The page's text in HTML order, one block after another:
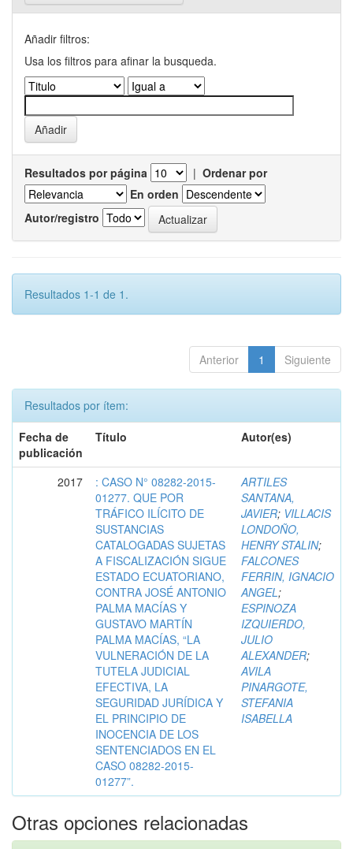
Añadir filtros:
Usa los filtros para afinar la busqueda.
Resultados por página | Ordenar por
En orden
Autor/registro
Resultados 1-1 de 1.
Anterior 1 Siguiente
Resultados por ítem:
Fecha de
publicación
Título Autor(es)
2017
: CASO N° 08282-2015-
01277. QUE POR
TRÁFICO ILÍCITO DE
SUSTANCIAS
CATALOGADAS SUJETAS
A FISCALIZACIÓN SIGUE
ESTADO ECUATORIANO,
CONTRA JOSÉ ANTONIO
PALMA MACÍAS Y
GUSTAVO MARTÍN
PALMA MACÍAS, “LA
VULNERACIÓN DE LA
TUTELA JUDICIAL
EFECTIVA, LA
SEGURIDAD JURÍDICA Y
EL PRINCIPIO DE
INOCENCIA DE LOS
SENTENCIADOS EN EL
CASO 08282-2015-
01277”.
ARTILES
SANTANA,
JAVIER; VILLACIS
LONDOÑO,
HENRY STALIN;
FALCONES
FERRIN, IGNACIO
ANGEL;
ESPINOZA
IZQUIERDO,
JULIO
ALEXANDER;
AVILA
PINARGOTE,
STEFANIA
ISABELLA
Otras opciones relacionadas